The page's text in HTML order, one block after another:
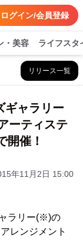
ログイン/会員登録
・美容 ライフスタ
リリース一覧
ャラリー
ーティステ
開催！
年11月2日 15:00
ラリー(※)の
レンジメント